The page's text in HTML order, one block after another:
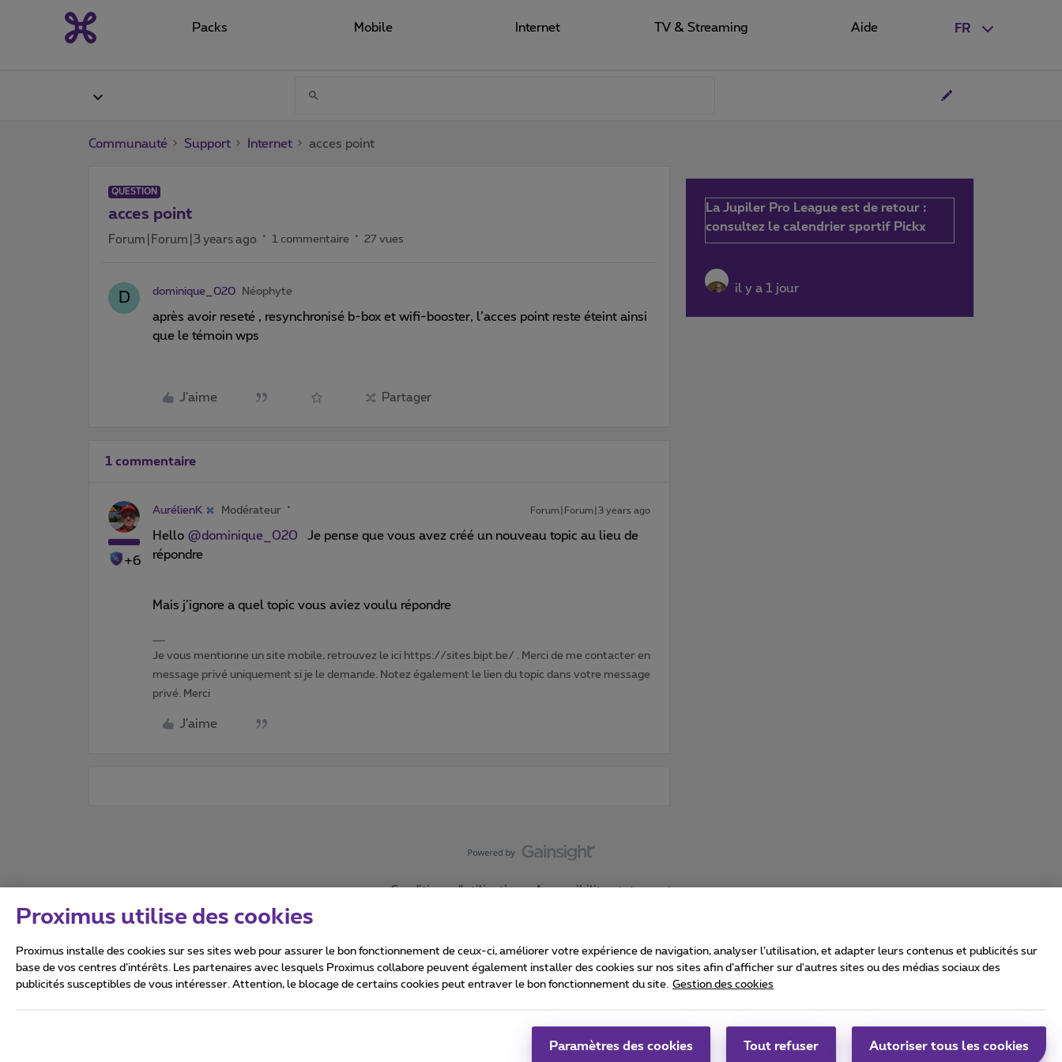
FR
Packs Mobile Internet TV & Streaming Aide
Communauté Support Internet acces point
QUESTION
acces point
Forum|Forum|3 years ago 1 commentaire 27 vues
D dominique_020 Néophyte
après avoir reseté , resynchronisé b-box et wifi-booster, l’acces point reste éteint ainsi
que le témoin wps
J'aime Partager
1 commentaire
+6
AurélienK Modérateur Forum|Forum|3 years ago
Hello @dominique_020 Je pense que vous avez créé un nouveau topic au lieu de
répondre
Mais j’ignore a quel topic vous aviez voulu répondre
Je vous mentionne un site mobile, retrouvez le ici https://sites.bipt.be/ . Merci de me contacter en
message privé uniquement si je le demande. Notez également le lien du topic dans votre message
privé. Merci
J'aime
La Jupiler Pro League est de retour :
consultez le calendrier sportif Pickx
il y a 1 jour
Conditions d'utilisation Accessibility statement
Tous droits réservés. ©2026Proximus
Carrier & Wholesale Solutions
Proximus Group
|
Proximus utilise des cookies
Proximus installe des cookies sur ses sites web pour assurer le bon fonctionnement de ceux-ci, améliorer votre expérience de navigation, analyser l’utilisation, et adapter leurs contenus et publicités sur
base de vos centres d’intérêts. Les partenaires avec lesquels Proximus collabore peuvent également installer des cookies sur nos sites afin d’afficher sur d'autres sites ou des médias sociaux des
publicités susceptibles de vous intéresser. Attention, le blocage de certains cookies peut entraver le bon fonctionnement du site. Gestion des cookies
Paramètres des cookies Tout refuser Autoriser tous les cookies